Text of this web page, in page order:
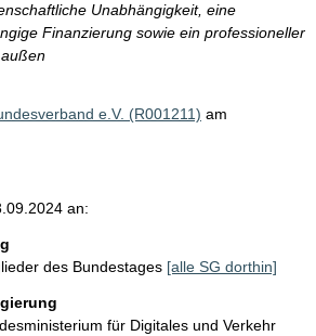
Unabhängigkeit, eine
Finanzierung sowie ein professioneller
e.V. (R001211) am
an:
des Bundestages [alle SG dorthin]
für Digitales und Verkehr